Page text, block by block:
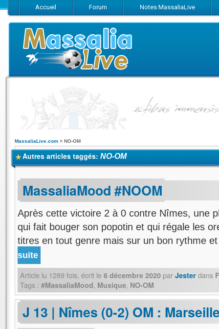
Accueil Forum Notes MassaliaLive
Suivez-nous sur Facebook
Suivez-nous sur Twitter
Abonnez-
MassaliaLive.com > NO-OM
Autres articles taggés: NO-OM
MassaliaMood #NOOM
Après cette victoire 2 à 0 contre Nîmes, une
qui fait bouger son popotin et qui régale les
titres en tout genre mais sur un bon rythme
suite
Article lu 1289 fois, écrit le 6 décembre 2020 par Jester dans
Tags : #MassaliaMood, Musique, NO-OM
J 13 | Nîmes (0-2) OM :